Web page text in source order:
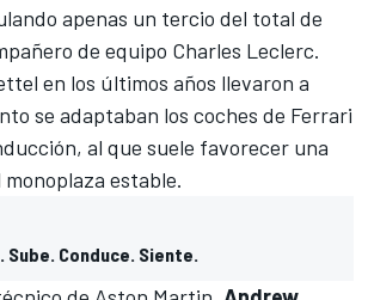
apenas un tercio del total de
de equipo Charles Leclerc.
en los últimos años llevaron a
se adaptaban los coches de Ferrari
al que suele favorecer una
estable.
Sube. Conduce. Siente.